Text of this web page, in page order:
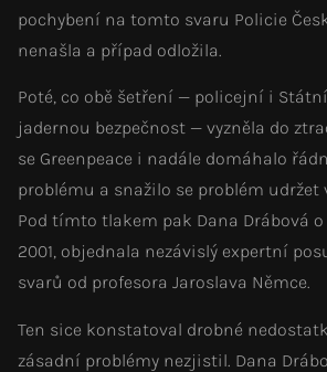
pochybení na tomto svaru Policie
nenašla a případ odložila.
Poté, co obě šetření — policejní i
jadernou bezpečnost — vyzněla do
se Greenpeace i nadále domáhalo
problému a snažilo se problém
Pod tímto tlakem pak Dana Drábová
2001, objednala nezávislý expertní
svarů od profesora Jaroslava Němce.
Ten sice konstatoval drobné
zásadní problémy nezjistil. Dana